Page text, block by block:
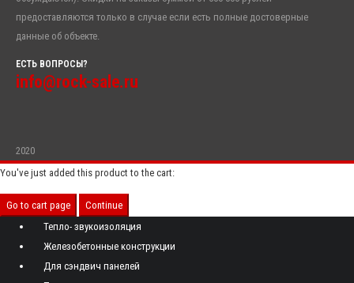
предоставляются только в случае если есть полные достоверные
данные об объекте.
ЕСТЬ ВОПРОСЫ?
info@rock-sale.ru
2020
You've just added this product to the cart:
Go to cart page
Continue
Тепло- звукоизоляция
Железобетонные конструкции
Для сэндвич панелей